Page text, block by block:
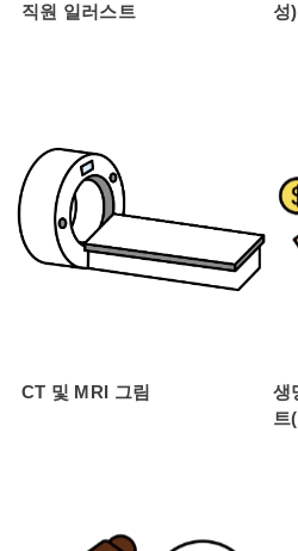
직원 일러스트
성
CT 및 MRI 그림
생
트